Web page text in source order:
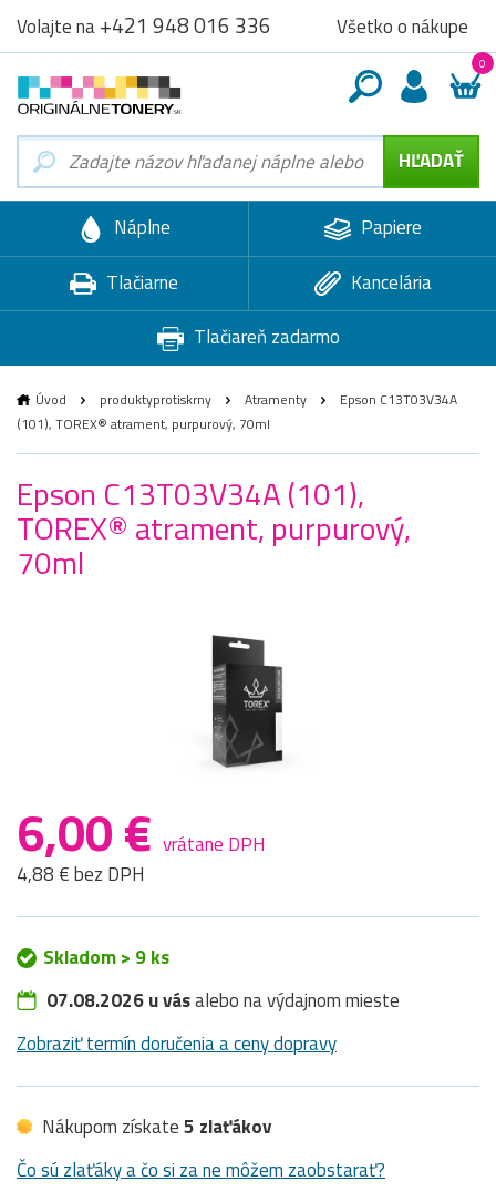
Volajte na+421 948 016 336 Všetko o nákupe
0
Náplne
Papiere
Tlačiarne
Kancelária
Tlačiareň zadarmo
Úvod produktyprotiskrny Atramenty
Epson C13T03V34A
(101), TOREX® atrament, purpurový, 70ml
Epson C13T03V34A (101),
TOREX® atrament, purpurový,
70ml
6,00 € vrátane DPH
4,88 € bez DPH
Skladom > 9 ks
07.08.2026 u vásalebo na výdajnom mieste
Zobraziť termín doručenia a ceny dopravy
Nákupom získate5 zlaťákov
Čo sú zlaťáky a čo si za ne môžem zaobstarať?